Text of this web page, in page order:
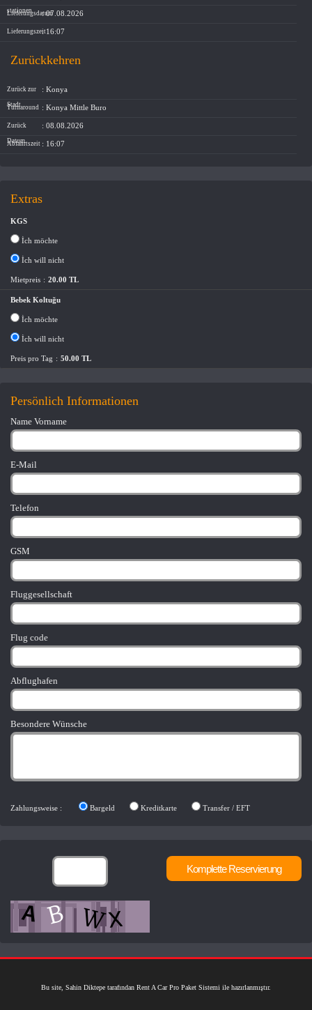
stationen
Lieferungsdatum: 07.08.2026
Lieferungszeit: 16:07
Zurückkehren
Zurück zur
Stadt
: Konya
Turnaround : Konya Mittle Buro
Zurück
Datum
: 08.08.2026
Abfahrtszeit : 16:07
Extras
KGS
İch möchte
İch will nicht
Mietpreis : 20.00 TL
Bebek Koltuğu
İch möchte
İch will nicht
Preis pro Tag : 50.00 TL
Persönlich Informationen
Name Vorname
E-Mail
Telefon
GSM
Fluggesellschaft
Flug code
Abflughafen
Besondere Wünsche
Zahlungsweise : Bargeld Kreditkarte Transfer / EFT
Bu site, Sahin Diktepe tarafından Rent A Car Pro Paket Sistemi ile hazırlanmıştır.